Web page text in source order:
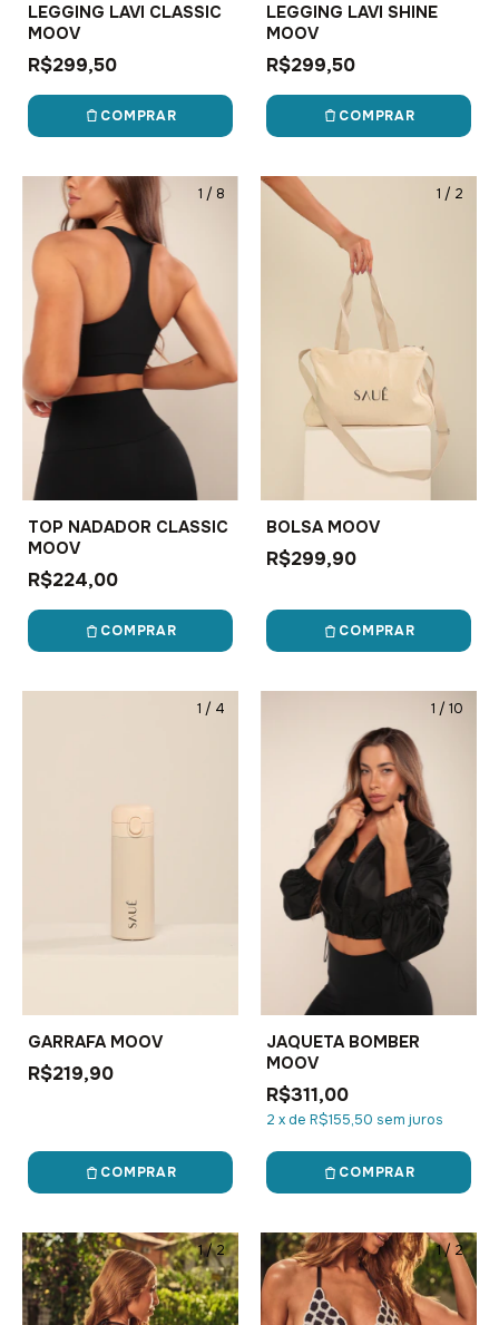
LEGGING LAVI CLASSIC
MOOV
R$299,50
COMPRAR
LEGGING LAVI SHINE
MOOV
R$299,50
COMPRAR
1 / 8
TOP NADADOR CLASSIC
MOOV
R$224,00
COMPRAR
1 / 2
BOLSA MOOV
R$299,90
COMPRAR
1 / 4
GARRAFA MOOV
R$219,90
COMPRAR
1 / 10
JAQUETA BOMBER
MOOV
R$311,00
2 xde R$155,50 sem juros
COMPRAR
1/2 1/ 2